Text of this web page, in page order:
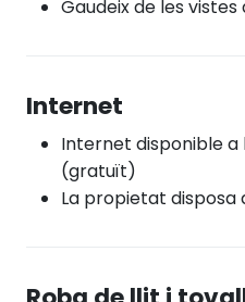
Gaudeix de les
Internet
Internet disponible
(gratuït)
La propietat